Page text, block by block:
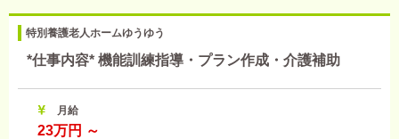
特別養護老人ホームゆうゆう
*仕事内容* 機能訓練指導・プラン作成・介護補助
月給
23万円 ～